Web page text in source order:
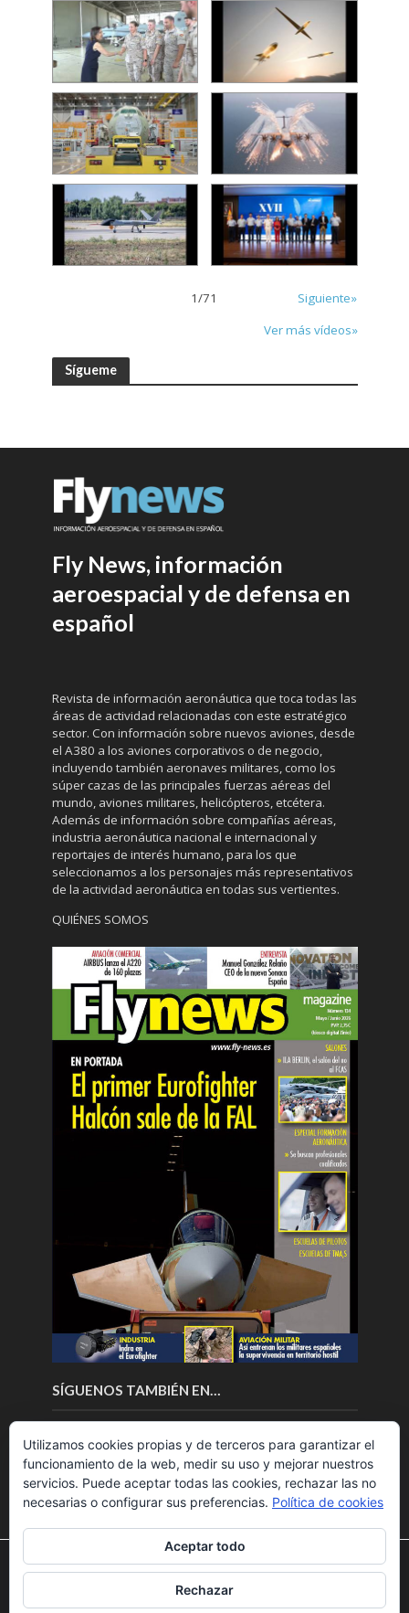
1/71
Siguiente»
Ver más vídeos»
Sígueme
Fly News, información
aeroespacial y de defensa en
español
Revista de información aeronáutica que toca todas las
áreas de actividad relacionadas con este estratégico
sector. Con información sobre nuevos aviones, desde
el A380 a los aviones corporativos o de negocio,
incluyendo también aeronaves militares, como los
súper cazas de las principales fuerzas aéreas del
mundo, aviones militares, helicópteros, etcétera.
Además de información sobre compañías aéreas,
industria aeronáutica nacional e internacional y
reportajes de interés humano, para los que
seleccionamos a los personajes más representativos
de la actividad aeronáutica en todas sus vertientes.
QUIÉNES SOMOS
SÍGUENOS TAMBIÉN EN…
Copyright © 2018.Fly News.Noticias aerospacial
Utilizamos cookies para ofrecerte la mejor experiencia en
nuestra web.
Puedes aprender más sobre qué cookies utilizamos o
Utilizamos cookies propias y de terceros para garantizar el
funcionamiento de la web, medir su uso y mejorar nuestros
servicios. Puede aceptar todas las cookies, rechazar las no
necesarias o configurar sus preferencias. Política de cookies
Aceptar todo
Rechazar